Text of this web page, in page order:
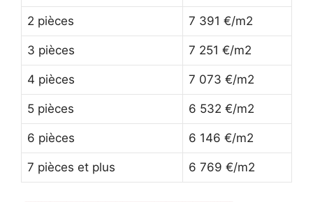
2 pièces 7 391 €/m2
3 pièces 7 251 €/m2
4 pièces 7 073 €/m2
5 pièces 6 532 €/m2
6 pièces 6 146 €/m2
7 pièces et plus 6 769 €/m2